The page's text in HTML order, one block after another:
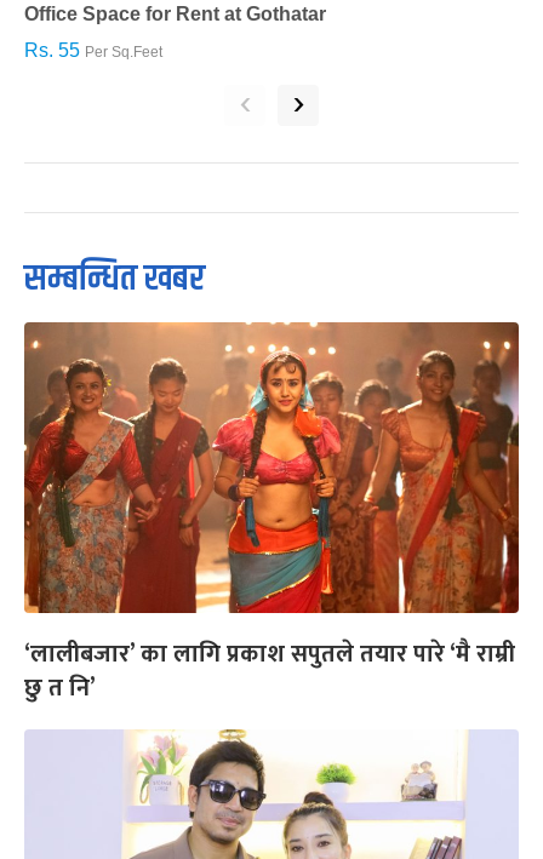
Office Space for Rent at Gothatar
Rs. 55 Per Sq.Feet
‹ ›
सम्बन्धित खबर
‘लालीबजार’ का लागि प्रकाश सपुतले तयार पारे ‘मै राम्री
छु त नि’